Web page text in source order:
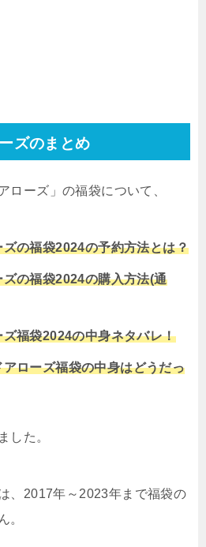
ズのまとめ
ローズ」の福袋について、
の福袋2024の予約方法とは？
の福袋2024の購入方法(通
福袋2024の中身ネタバレ！
ローズ福袋の中身はどうだっ
した。
、2017年～2023年まで福袋の
。